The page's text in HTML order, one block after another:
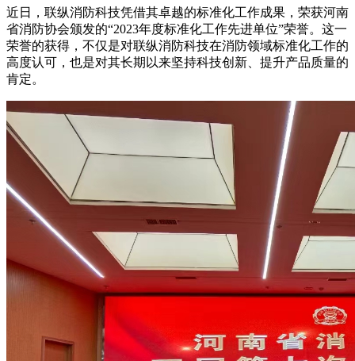
近日，联纵消防科技凭借其卓越的标准化工作成果，荣获河南
省消防协会颁发的“2023年度标准化工作先进单位”荣誉。这一
荣誉的获得，不仅是对联纵消防科技在消防领域标准化工作的
高度认可，也是对其长期以来坚持科技创新、提升产品质量的
肯定。